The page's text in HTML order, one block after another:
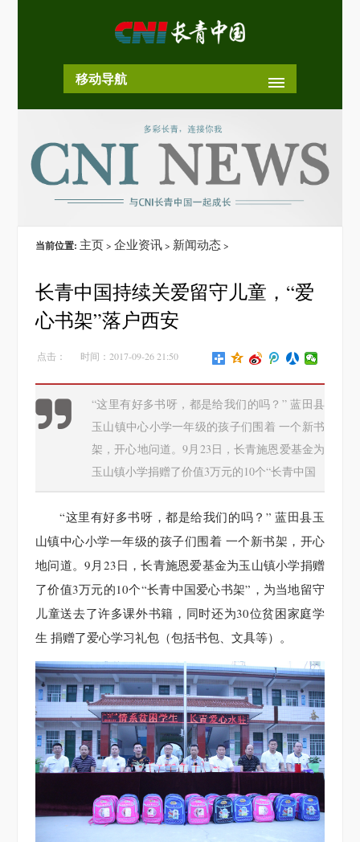
移动导航
当前位置: 主页> 企业资讯> 新闻动态>
长青中国持续关爱留守儿童，“爱
心书架”落户西安
点击： 时间：2017-09-26 21:50
“这里有好多书呀，都是给我们的吗？” 蓝田县
玉山镇中心小学一年级的孩子们围着 一个新书
架，开心地问道。9月23日，长青施恩爱基金为
玉山镇小学捐赠了价值3万元的10个“长青中国
“这里有好多书呀，都是给我们的吗？” 蓝田县玉
山镇中心小学一年级的孩子们围着 一个新书架，开心
地问道。9月23日，长青施恩爱基金为玉山镇小学捐赠
了价值3万元的10个“长青中国爱心书架”，为当地留守
儿童送去了许多课外书籍，同时还为30位贫困家庭学
生 捐赠了爱心学习礼包（包括书包、文具等）。